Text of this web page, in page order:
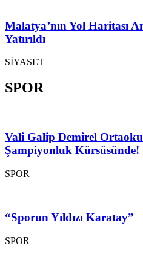
Malatya’nın Yol Haritası
Yatırıldı
SİYASET
SPOR
Vali Galip Demirel
Şampiyonluk Kürsüsünde!
SPOR
“Sporun Yıldızı Karatay”
SPOR